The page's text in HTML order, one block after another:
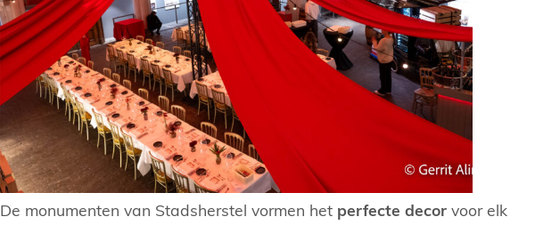
De monumenten van Stadsherstel vormen het perfecte decor voor elk